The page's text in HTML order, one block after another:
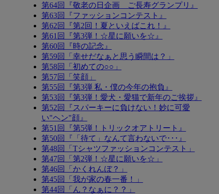
第64回『敬老の日企画 ご長寿グランプリ』
第63回『ファッションコンテスト』
第62回『第2回！夏といえばこれ！』
第61回『第3弾！☆星に願いを☆』
第60回『時の記念』
第59回「幸せだなぁと思う瞬間は？」
第58回「初めての○○」
第57回「笑顔」
第55回『第3弾 私・僕の今年の抱負』
第53回『第3弾！愛犬・愛猫で新年のご挨拶』
第52回『スパーキーに負けない！妙に可愛
い"ヘン"顔』
第51回『第5弾！トリックオアトリート』
第50回『「待て」なんて言わないで･･･』
第48回「Tシャツファッションコンテスト」
第47回「第2弾！☆星に願いを☆」
第46回「かくれんぼ？」
第45回「我が家の春一番！」
第44回「ん？なぁに？？」